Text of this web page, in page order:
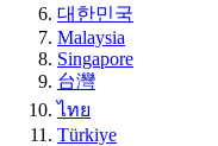
대한민국
Malaysia
Singapore
台灣
ไทย
Türkiye